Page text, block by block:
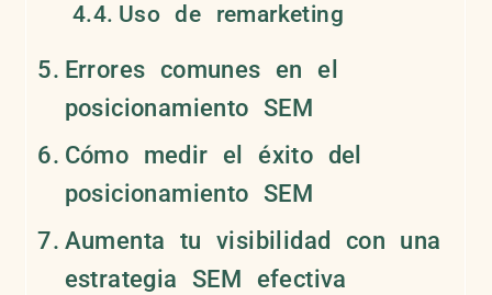
Uso de remarketing
Errores comunes en el
posicionamiento SEM
Cómo medir el éxito del
posicionamiento SEM
Aumenta tu visibilidad con una
estrategia SEM efectiva